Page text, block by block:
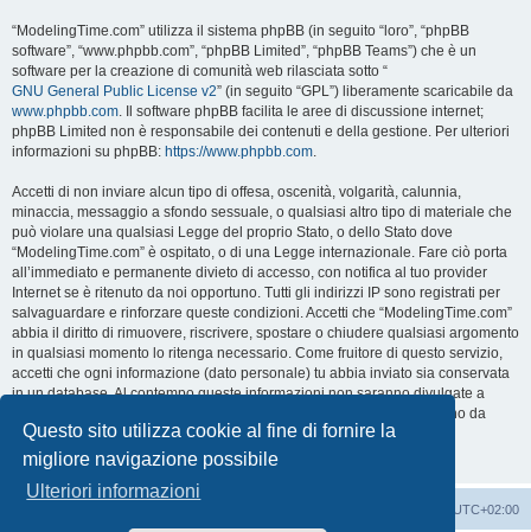
Questo sito utilizza cookie al fine di fornire la
migliore navigazione possibile
Ulteriori informazioni
“ModelingTime.com” utilizza il sistema phpBB (in seguito “loro”, “phpBB
software”, “www.phpbb.com”, “phpBB Limited”, “phpBB Teams”) che è un
software per la creazione di comunità web rilasciata sotto “
GNU General Public License v2” (in seguito “GPL”) liberamente scaricabile da
www.phpbb.com. Il software phpBB facilita le aree di discussione internet;
phpBB Limited non è responsabile dei contenuti e della gestione. Per ulteriori
informazioni su phpBB: https://www.phpbb.com.
Accetti di non inviare alcun tipo di offesa, oscenità, volgarità, calunnia,
minaccia, messaggio a sfondo sessuale, o qualsiasi altro tipo di materiale che
può violare una qualsiasi Legge del proprio Stato, o dello Stato dove
“ModelingTime.com” è ospitato, o di una Legge internazionale. Fare ciò porta
all’immediato e permanente divieto di accesso, con notifica al tuo provider
Internet se è ritenuto da noi opportuno. Tutti gli indirizzi IP sono registrati per
salvaguardare e rinforzare queste condizioni. Accetti che “ModelingTime.com”
abbia il diritto di rimuovere, riscrivere, spostare o chiudere qualsiasi argomento
in qualsiasi momento lo ritenga necessario. Come fruitore di questo servizio,
accetti che ogni informazione (dato personale) tu abbia inviato sia conservata
in un database. Al contempo queste informazioni non saranno divulgate a
nessuno senza il tuo consenso, né “ModelingTime.com” o phpBB sono da
ritenersi responsabili per qualsiasi violazione al sistema che possa
compromettere queste informazioni.
UTC+02:00